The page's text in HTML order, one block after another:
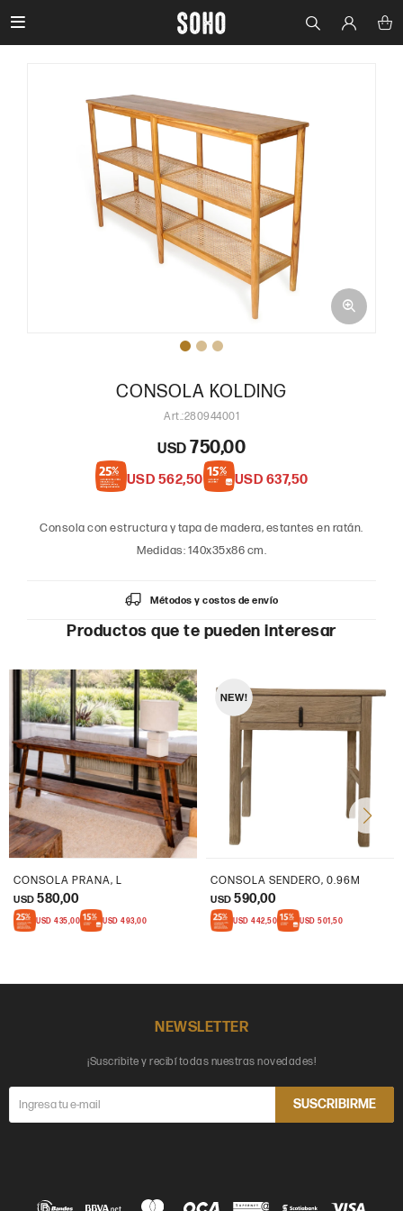

CONSOLA KOLDING
280944001
USD 750,00
USD 562,50 USD 637,50
Consola con estructura y tapa de madera, estantes en ratán.
Medidas: 140x35x86 cm.
Métodos y costos de envío
Productos que te pueden interesar
CONSOLA PRANA, L
USD 580,00
USD 435,00 USD 493,00
CONSOLA SENDERO, 0.96M
USD 590,00
USD 442,50 USD 501,50
NEWSLETTER
¡Suscribite y recibí todas nuestras novedades!
SUSCRIBIRME